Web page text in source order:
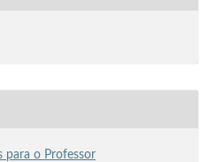
para o Professor